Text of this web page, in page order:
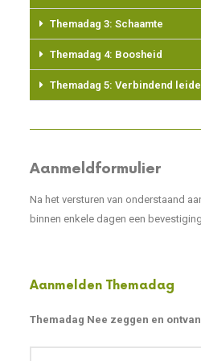
Themadag 3: Schaamte
Themadag 4: Boosheid
Themadag 5: Verbindend
Aanmeldformulier
Na het versturen van onderstaand
binnen enkele dagen een
Aanmelden Themadag
Themadag Nee zeggen en